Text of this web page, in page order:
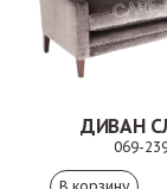
ДИВАН
069-